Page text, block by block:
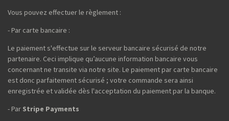
Vous pouvez effectuer le règlement :
- Par carte bancaire :
Le paiement s'effectue sur le serveur bancaire sécurisé de notre
partenaire. Ceci implique qu’aucune information bancaire vous
concernant ne transite via notre site. Le paiement par carte bancaire
est donc parfaitement sécurisé ; votre commande sera ainsi
enregistrée et validée dès l'acceptation du paiement par la banque.
- Par Stripe Payments